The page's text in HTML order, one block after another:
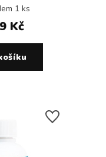
1 ks
Kč